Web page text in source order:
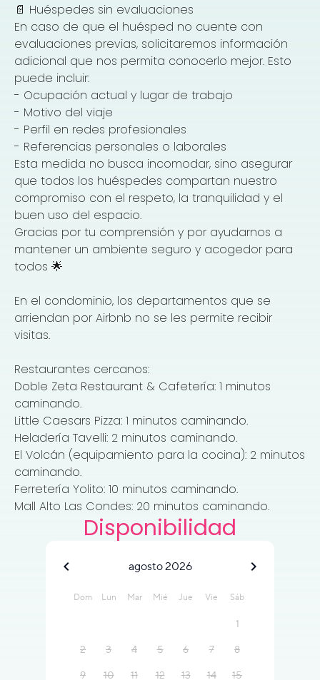
📄 Huéspedes sin evaluaciones
En caso de que el huésped no cuente con
evaluaciones previas, solicitaremos información
adicional que nos permita conocerlo mejor. Esto
puede incluir:
- Ocupación actual y lugar de trabajo
- Motivo del viaje
- Perfil en redes profesionales
- Referencias personales o laborales
Esta medida no busca incomodar, sino asegurar
que todos los huéspedes compartan nuestro
compromiso con el respeto, la tranquilidad y el
buen uso del espacio.
Gracias por tu comprensión y por ayudarnos a
mantener un ambiente seguro y acogedor para
todos 🌟
En el condominio, los departamentos que se
arriendan por Airbnb no se les permite recibir
visitas.
Restaurantes cercanos:
Doble Zeta Restaurant & Cafetería: 1 minutos
caminando.
Little Caesars Pizza: 1 minutos caminando.
Heladería Tavelli: 2 minutos caminando.
El Volcán (equipamiento para la cocina): 2 minutos
caminando.
Ferretería Yolito: 10 minutos caminando.
Mall Alto Las Condes: 20 minutos caminando.
Disponibilidad